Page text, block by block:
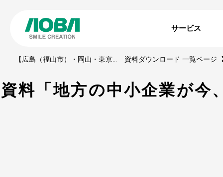
サービス
【広島（福山市）・岡山・東京】印刷・WEBサイト・動画・展示ブース・ノベルティの制作会社 資料ダウンロード 一覧ページ
資料「地方の中小企業が